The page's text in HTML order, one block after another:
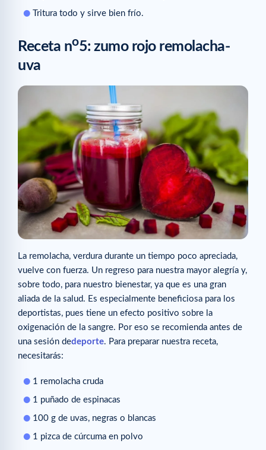
Tritura todo y sirve bien frío.
Receta no5: zumo rojo remolacha-
uva
La remolacha, verdura durante un tiempo poco apreciada,
vuelve con fuerza. Un regreso para nuestra mayor alegría y,
sobre todo, para nuestro bienestar, ya que es una gran
aliada de la salud. Es especialmente beneficiosa para los
deportistas, pues tiene un efecto positivo sobre la
oxigenación de la sangre. Por eso se recomienda antes de
una sesión dedeporte. Para preparar nuestra receta,
necesitarás:
1 remolacha cruda
1 puñado de espinacas
100 g de uvas, negras o blancas
1 pizca de cúrcuma en polvo